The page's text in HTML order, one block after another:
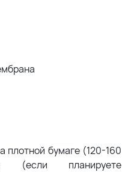
плотной бумаге (120-160
(если планируете